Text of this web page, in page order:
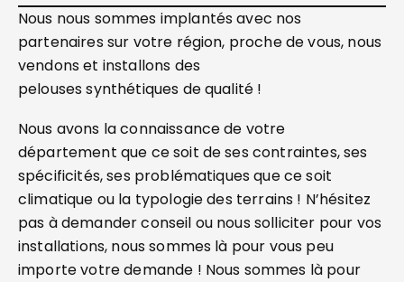
Nous nous sommes implantés avec nos
partenaires sur votre région, proche de vous, nous
vendons et installons des
pelouses synthétiques de qualité !
Nous avons la connaissance de votre
département que ce soit de ses contraintes, ses
spécificités, ses problématiques que ce soit
climatique ou la typologie des terrains ! N’hésitez
pas à demander conseil ou nous solliciter pour vos
installations, nous sommes là pour vous peu
importe votre demande ! Nous sommes là pour